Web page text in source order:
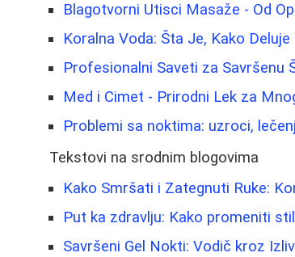
Blagotvorni Utisci Masaže - Od
Koralna Voda: Šta Je, Kako
Profesionalni Saveti za Savršenu
Med i Cimet - Prirodni Lek za
Problemi sa noktima: uzroci,
Tekstovi na srodnim blogovima
Kako Smršati i Zategnuti Ruke:
Put ka zdravlju: Kako promeniti
Savršeni Gel Nokti: Vodič kroz